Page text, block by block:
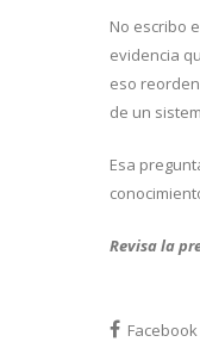
No escribo
evidencia
eso
de un
Esa
Revisa la
Facebook